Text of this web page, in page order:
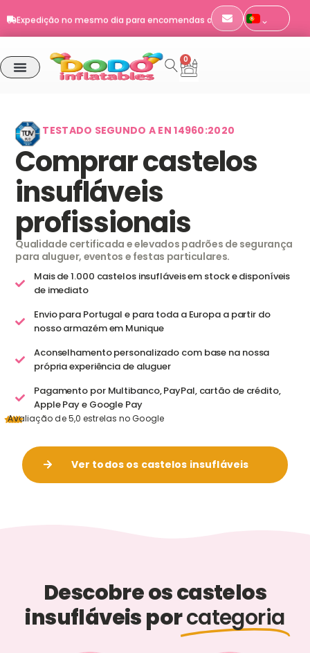
to
content
Expedição no mesmo dia para encomendas até às 11h
EN 14960 · certificado TÜV SÜD
Envio para Portugal
Expedição no mesmo dia para encomendas até às 11h
0
Cart
TESTADO SEGUNDO A EN 14960:2020
Comprar castelos
insufláveis
profissionais
Qualidade certificada e elevados padrões de segurança
para aluguer, eventos e festas particulares.
Mais de 1.000 castelos insufláveis em stock e disponíveis
de imediato
Envio para Portugal e para toda a Europa a partir do
nosso armazém em Munique
Aconselhamento personalizado com base na nossa
própria experiência de aluguer
Pagamento por Multibanco, PayPal, cartão de crédito,
Apple Pay e Google Pay
Avaliação de 5,0 estrelas no Google
Ver todos os castelos insufláveis
Descobre os castelos
insufláveis porcategoria